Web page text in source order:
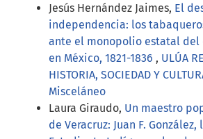
Jesús Hernández Jaimes, El
independencia: los
ante el monopolio estatal del
en México, 1821-1836 , ULÚA
HISTORIA, SOCIEDAD Y
Misceláneo
Laura Giraudo, Un maestro
de Veracruz: Juan F. González,